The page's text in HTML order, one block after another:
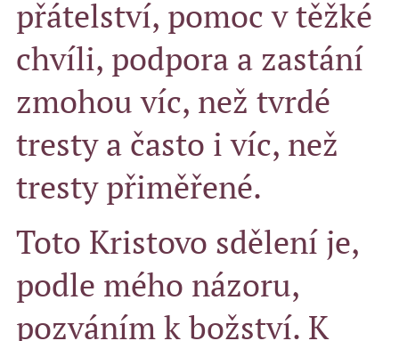
přátelství, pomoc v těžké
chvíli, podpora a zastání
zmohou víc, než tvrdé
tresty a často i víc, než
tresty přiměřené.
Toto Kristovo sdělení je,
podle mého názoru,
pozváním k božství. K